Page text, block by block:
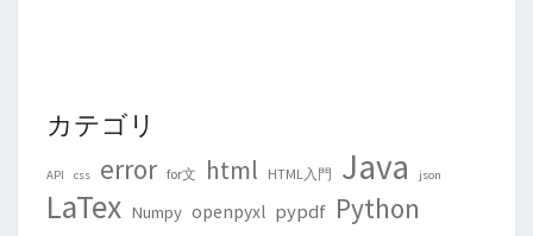
カテゴリ
API css error for文 html HTML入門 Java json
LaTex Numpy openpyxl pypdf Python